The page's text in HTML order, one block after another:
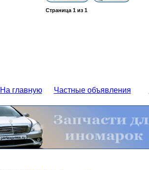
Страница 1из 1
На главную Частные объявления